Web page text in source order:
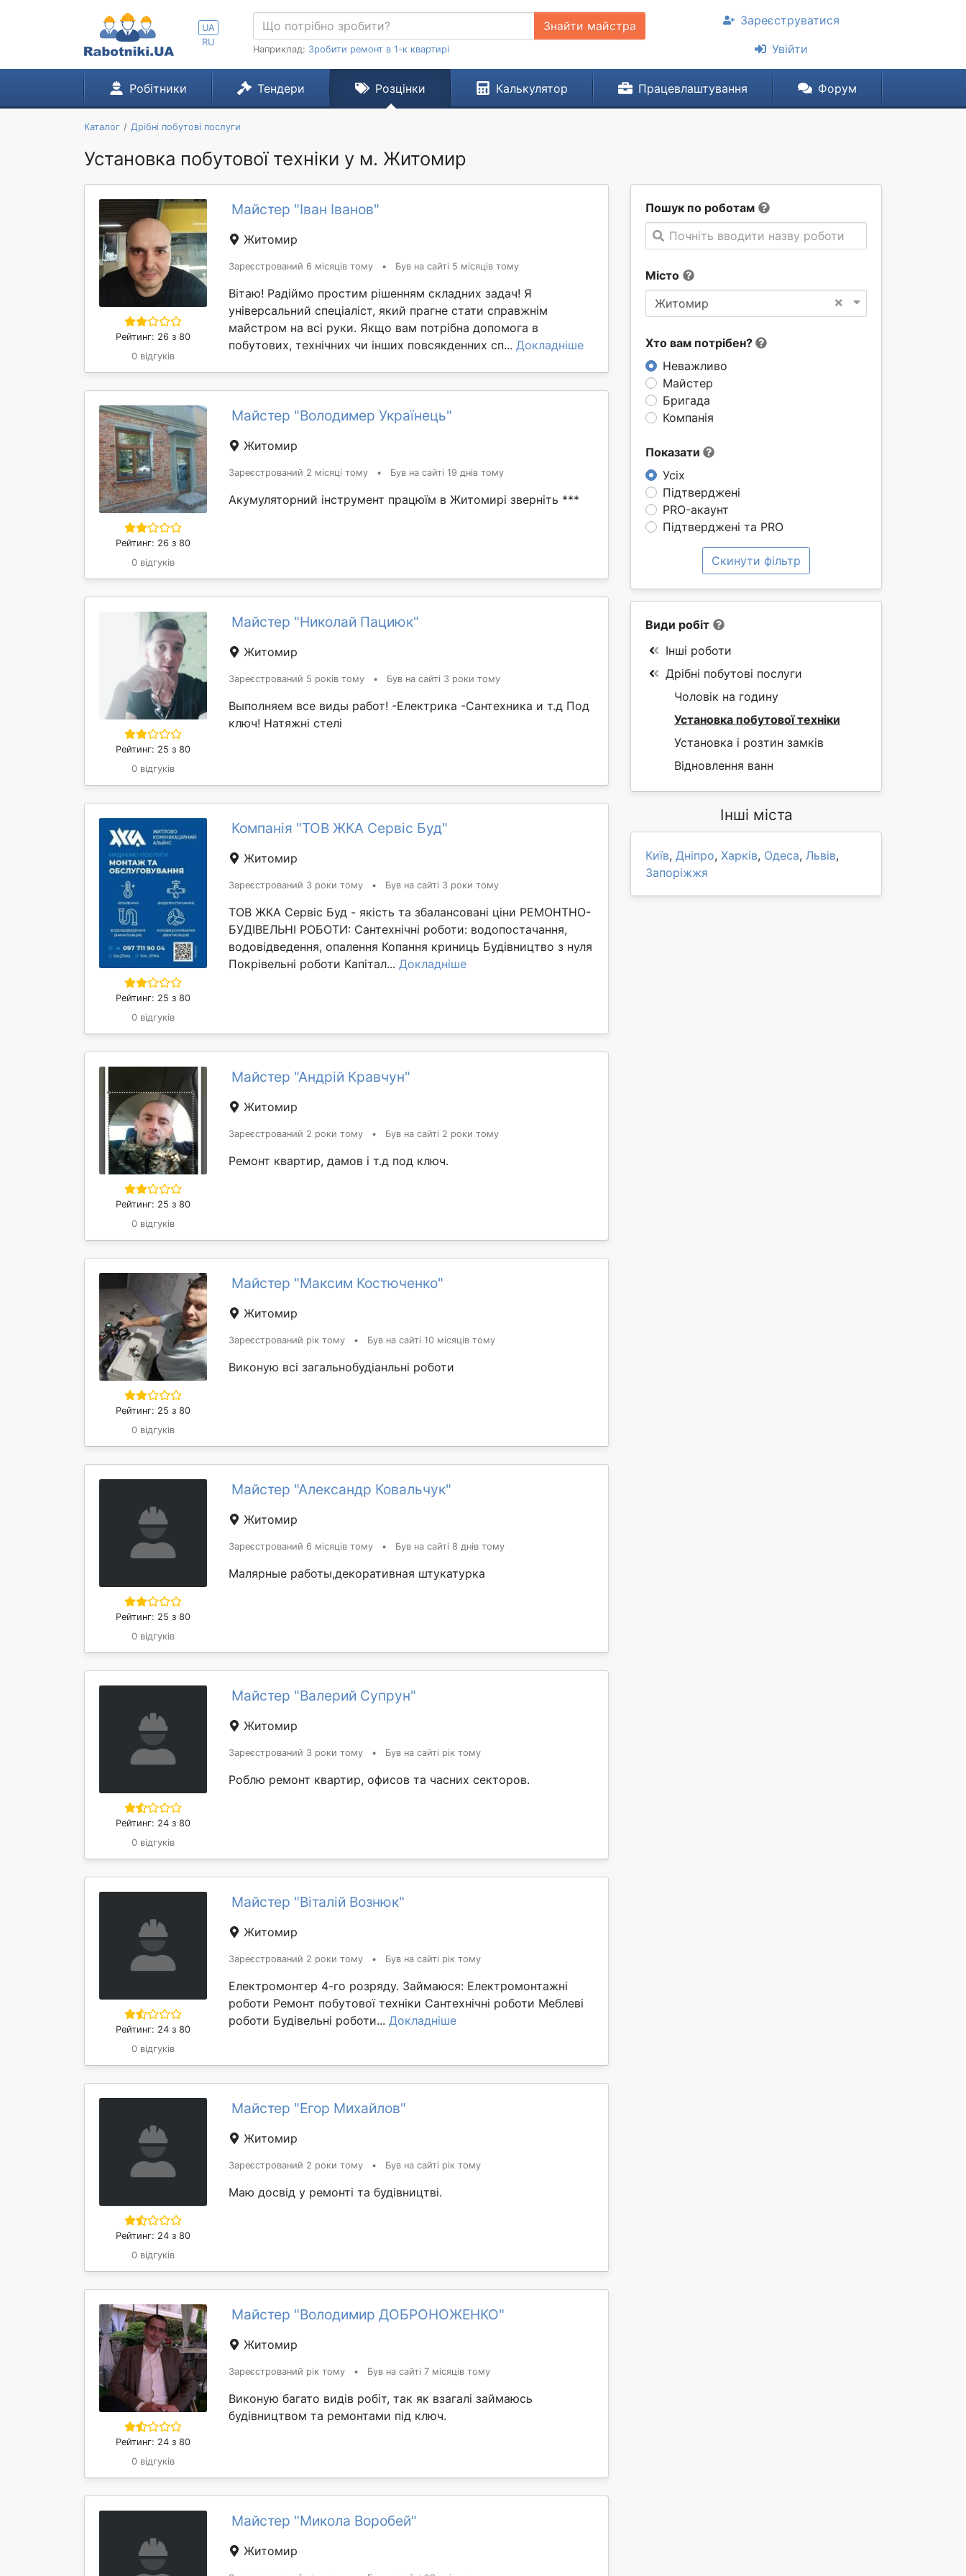
UA
RU
Знайти майстра
Наприклад: Зробити ремонт в 1-к квартирі
Зареєструватися
Увійти
Робітники Тендери Розцінки Калькулятор Працевлаштування Форум
Каталог Дрібні побутові послуги
Установка побутової техніки у м. Житомир
Пошук по роботам
Почніть вводити назву роботи
Місто
×
Житомир
Хто вам потрібен?
Неважливо
Майстер
Бригада
Компанія
Показати
Усіх
Підтверджені
PRO-акаунт
Підтверджені та PRO
Скинути фільтр
Рейтинг: 26 з 80
0 відгуків
Майстер "Іван Іванов"
Житомир
Зареєстрований 6 місяців тому • Був на сайті 5 місяців тому
Вітаю! Радіймо простим рішенням складних задач! Я
універсальний спеціаліст, який прагне стати справжнім
майстром на всі руки. Якщо вам потрібна допомога в
побутових, технічних чи інших повсякденних сп... Докладніше
Рейтинг: 26 з 80
0 відгуків
Майстер "Володимер Українець"
Житомир
Зареєстрований 2 місяці тому • Був на сайті 19 днів тому
Акумуляторний інструмент працюїм в Житомирі зверніть ***
Рейтинг: 25 з 80
0 відгуків
Майстер "Николай Пациюк"
Житомир
Зареєстрований 5 років тому • Був на сайті 3 роки тому
Выполняем все виды работ! -Електрика -Сантехника и т.д Под
ключ! Натяжні стелі
Рейтинг: 25 з 80
0 відгуків
Компанія "ТОВ ЖКА Сервіс Буд"
Житомир
Зареєстрований 3 роки тому • Був на сайті 3 роки тому
ТОВ ЖКА Сервіс Буд - якість та збалансовані ціни РЕМОНТНО-
БУДІВЕЛЬНІ РОБОТИ: Сантехнічні роботи: водопостачання,
водовідведення, опалення Копання криниць Будівництво з нуля
Покрівельні роботи Капітал... Докладніше
Рейтинг: 25 з 80
0 відгуків
Майстер "Андрій Кравчун"
Житомир
Зареєстрований 2 роки тому • Був на сайті 2 роки тому
Ремонт квартир, дамов і т.д под ключ.
Рейтинг: 25 з 80
0 відгуків
Майстер "Максим Костюченко"
Житомир
Зареєстрований рік тому • Був на сайті 10 місяців тому
Виконую всі загальнобудіанльні роботи
Рейтинг: 25 з 80
0 відгуків
Майстер "Александр Ковальчук"
Житомир
Зареєстрований 6 місяців тому • Був на сайті 8 днів тому
Малярные работы,декоративная штукатурка
Рейтинг: 24 з 80
0 відгуків
Майстер "Валерий Супрун"
Житомир
Зареєстрований 3 роки тому • Був на сайті рік тому
Роблю ремонт квартир, офисов та часних секторов.
Рейтинг: 24 з 80
0 відгуків
Майстер "Віталій Вознюк"
Житомир
Зареєстрований 2 роки тому • Був на сайті рік тому
Електромонтер 4-го розряду. Займаюся: Електромонтажні
роботи Ремонт побутової техніки Сантехнічні роботи Меблеві
роботи Будівельні роботи... Докладніше
Рейтинг: 24 з 80
0 відгуків
Майстер "Егор Михайлов"
Житомир
Зареєстрований 2 роки тому • Був на сайті рік тому
Маю досвід у ремонті та будівництві.
Рейтинг: 24 з 80
0 відгуків
Майстер "Володимир ДОБРОНОЖЕНКО"
Житомир
Зареєстрований рік тому • Був на сайті 7 місяців тому
Виконую багато видів робіт, так як взагалі займаюсь
будівництвом та ремонтами під ключ.
Майстер "Микола Воробей"
Житомир
Види робіт
Інші роботи
Дрібні побутові послуги
Чоловік на годину
Установка побутової техніки
Установка і розтин замків
Відновлення ванн
Інші міста
Київ, Дніпро, Харків, Одеса, Львів,
Запоріжжя